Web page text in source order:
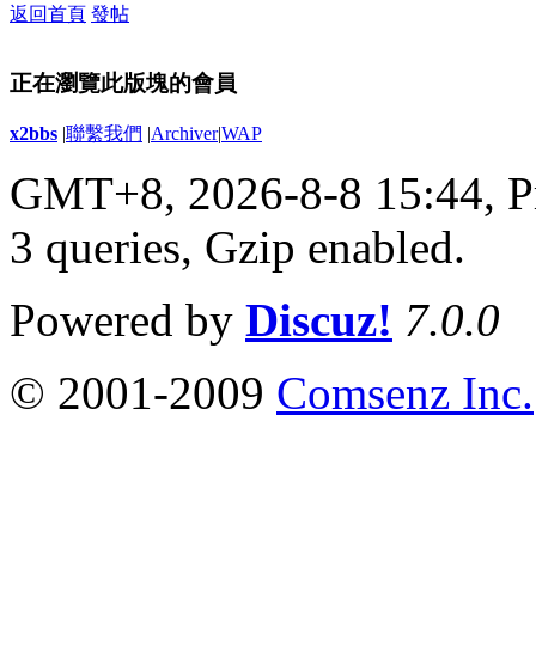
返回首頁 發帖
正在瀏覽此版塊的會員
x2bbs |聯繫我們 |Archiver|WAP
GMT+8, 2026-8-8 15:44,
3 queries, Gzip enabled.
Powered by Discuz! 7.0.0
© 2001-2009 Comsenz Inc.